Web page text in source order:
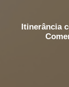
Itinerância